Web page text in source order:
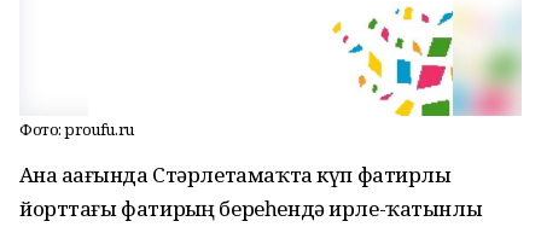
Фото: proufu.ru
Аҙна аҙағында Стәрлетамаҡта күп фатирлы
йорттағы фатирҙың береһендә ирле-ҡатынлы